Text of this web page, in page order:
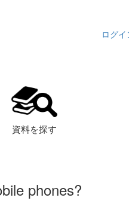
ログイ
資料を探す
phones?